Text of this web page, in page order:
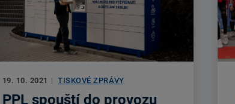
19. 10. 2021 | TISKOVÉ ZPRÁVY
PPL spouští do provozu